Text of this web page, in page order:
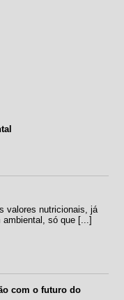
valores nutricionais, já
ambiental, só que [...]
com o futuro do